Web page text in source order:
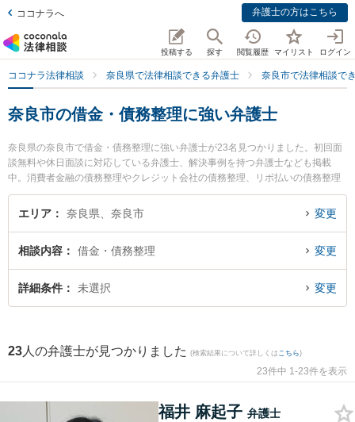
ココナラへ 弁護士の方はこちら
投稿する 探す 閲覧履歴 マイリスト ログイン
ココナラ法律相談 奈良県で法律相談できる弁護士 奈良市で法律相談で
奈良市の借金・債務整理に強い弁護士
奈良県の奈良市で借金・債務整理に強い弁護士が23名見つかりました。初回面
談無料や休日面談に対応している弁護士、解決事例を持つ弁護士なども掲載
中。消費者金融の債務整理やクレジット会社の債務整理、リボ払いの債務整理
等の細かな分野での絞り込み検索もでき便利です。特に登大路総合法律事務所
の福井 麻起子弁護士や南都総合法律事務所の冨島 淳弁護士、登大路総合法律事
に弁護士に相談したい』『借金・債務整理のトラブル解決の実績豊富な近くの
弁護士を検索したい』『初回相談無料で借金・債務整理を法律相談できる奈良
市内の弁護士に相談予約したい』などでお困りの相談者さんにおすすめです。
エリア 奈良県、奈良市 変更
相談内容 借金・債務整理 変更
詳細条件 未選択 変更
23 人の弁護士が見つかりました (検索結果について詳しくは こちら)
23件中 1-23件を表示
福井 麻起子 弁護士